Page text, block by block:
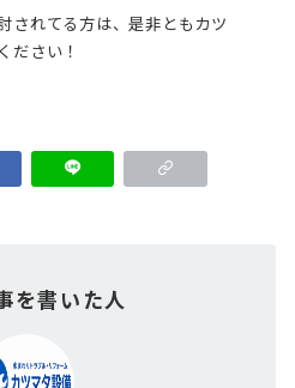
されてる方は、是非ともカツ
ださい！
を書いた人